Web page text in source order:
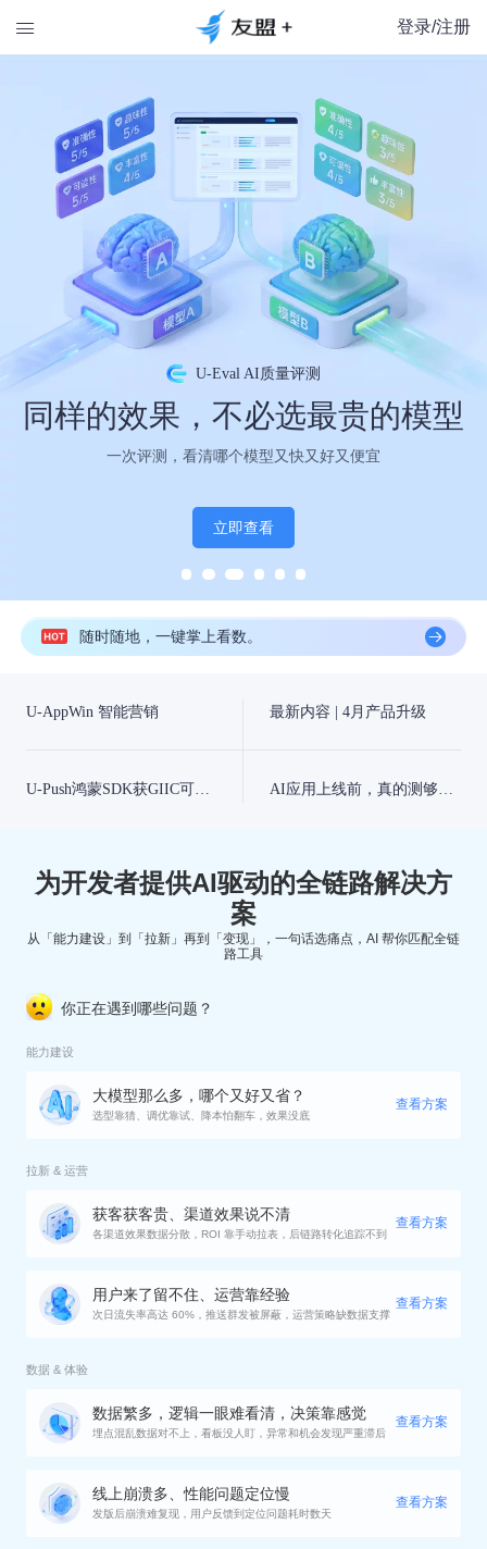
 登录/注册
U-Eval AI质量评测
同样的效果，不必选最贵的模型
一次评测，看清哪个模型又快又好又便宜
立即查看
随时随地，一键掌上看数。
U-AppWin 智能营销 最新内容 | 4月产品升级
U-Push鸿蒙SDK获GIIC可信认证
为开发者提供AI驱动的全链路解决方
案
从「能力建设」到「拉新」再到「变现」，一句话选痛点，AI 帮你匹配全链
路工具
你正在遇到哪些问题？
能力建设
大模型那么多，哪个又好又省？
选型靠猜、调优靠试、降本怕翻车，效果没底
查看方案
拉新 & 运营
获客获客贵、渠道效果说不清
各渠道效果数据分散，ROI 靠手动拉表，后链路转化追踪不到
查看方案
用户来了留不住、运营靠经验
次日流失率高达 60%，推送群发被屏蔽，运营策略缺数据支撑
查看方案
数据 & 体验
数据繁多，逻辑一眼难看清，决策靠感觉
埋点混乱数据对不上，看板没人盯，异常和机会发现严重滞后
查看方案
线上崩溃多、性能问题定位慢
发版后崩溃难复现，用户反馈到定位问题耗时数天
查看方案